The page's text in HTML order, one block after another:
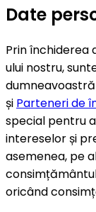
Date
Prin închiderea
ului nostru,
dumneavoastră
și Parteneri de
special pentru
intereselor și
asemenea, pe
oricând